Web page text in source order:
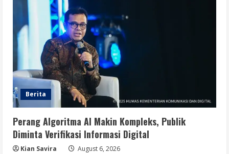
Berita
Perang Algoritma AI Makin Kompleks, Publik
Diminta Verifikasi Informasi Digital
Kian Savira August 6, 2026